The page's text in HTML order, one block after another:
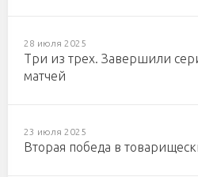
28 июля 2025
Три из трех. Завершили
матчей
23 июля 2025
Вторая победа в